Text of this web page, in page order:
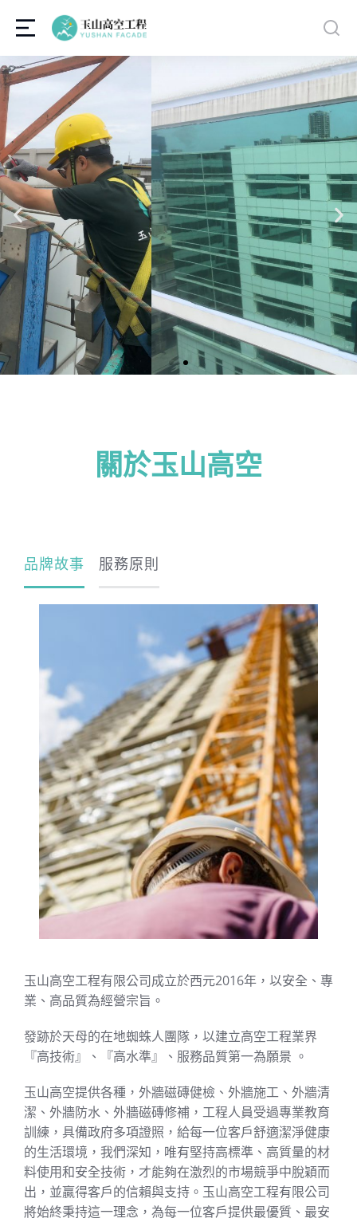
免費到府估價
外牆磁磚檢查
高空難度工程
安全診斷檢查及申報
關於玉山高空
品牌故事 服務原則
玉山高空工程有限公司成立於西元2016年，以安全、專
業、高品質為經營宗旨。
發跡於天母的在地蜘蛛人團隊，以建立高空工程業界
『高技術』、『高水準』、服務品質第一為願景 。
玉山高空提供各種，外牆磁磚健檢、外牆施工、外牆清
潔、外牆防水、外牆磁磚修補，工程人員受過專業教育
訓練，具備政府多項證照，給每一位客戶舒適潔淨健康
的生活環境，我們深知，唯有堅持高標準、高質量的材
料使用和安全技術，才能夠在激烈的市場競爭中脫穎而
出，並贏得客戶的信賴與支持。玉山高空工程有限公司
將始終秉持這一理念，為每一位客戶提供最優質、最安